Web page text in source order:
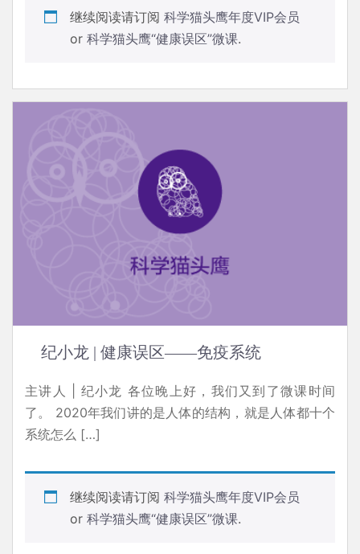
继续阅读请订阅 科学猫头鹰年度VIP会员
or 科学猫头鹰“健康误区”微课.
纪小龙 | 健康误区——免疫系统
主讲人 | 纪小龙 各位晚上好，我们又到了微课时间
了。 2020年我们讲的是人体的结构，就是人体都十个
系统怎么 […]
继续阅读请订阅 科学猫头鹰年度VIP会员
or 科学猫头鹰“健康误区”微课.